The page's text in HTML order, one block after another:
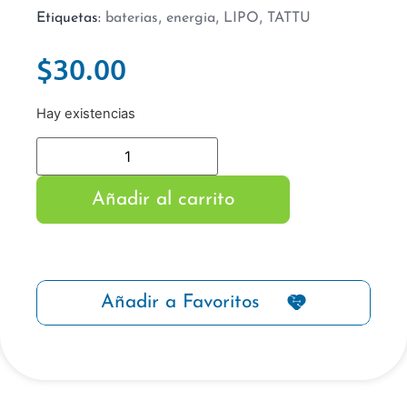
Etiquetas: baterias, energia, LIPO, TATTU
$30.00
Hay existencias
Añadir al carrito
Añadir a Favoritos